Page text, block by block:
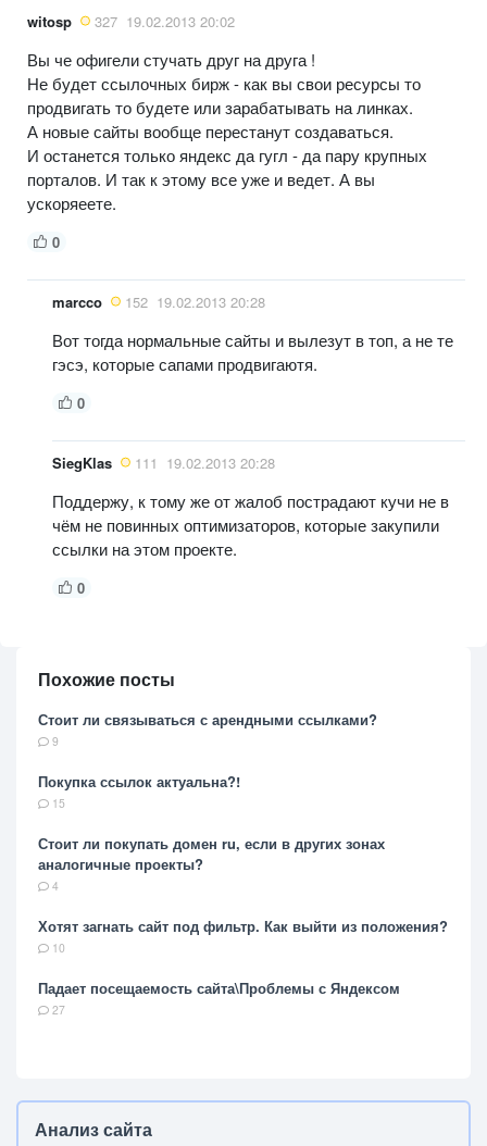
witosp 327 19.02.2013 20:02
Вы че офигели стучать друг на друга !
Не будет ссылочных бирж - как вы свои ресурсы то
продвигать то будете или зарабатывать на линках.
А новые сайты вообще перестанут создаваться.
И останется только яндекс да гугл - да пару крупных
порталов. И так к этому все уже и ведет. А вы
ускоряеете.
0
marcco 152 19.02.2013 20:28
Вот тогда нормальные сайты и вылезут в топ, а не те
гэсэ, которые сапами продвигаютя.
0
SiegKlas 111 19.02.2013 20:28
Поддержу, к тому же от жалоб пострадают кучи не в
чём не повинных оптимизаторов, которые закупили
ссылки на этом проекте.
0
Похожие посты
Стоит ли связываться с арендными ссылками?
9
Покупка ссылок актуальна?!
15
Стоит ли покупать домен ru, если в других зонах
аналогичные проекты?
4
Хотят загнать сайт под фильтр. Как выйти из положения?
10
Падает посещаемость сайта\Проблемы с Яндексом
27
Анализ сайта